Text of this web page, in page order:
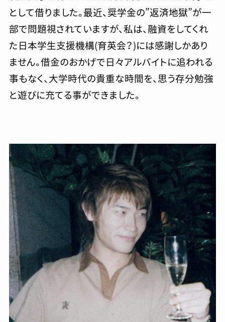
として借りました。最近、奨学金の”返済地獄”が一
部で問題視されていますが、私は、融資をしてくれ
た日本学生支援機構(育英会？)には感謝しかあり
ません。借金のおかげで日々アルバイトに追われる
事もなく、大学時代の貴重な時間を、思う存分勉強
と遊びに充てる事ができました。